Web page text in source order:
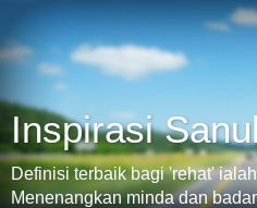
Inspirasi
Definisi terbaik bagi 'rehat'
Menenangkan minda dan